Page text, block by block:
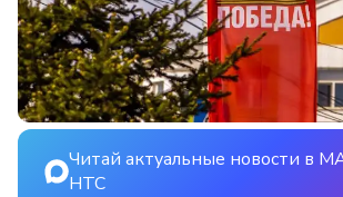
Читай актуальные новости в
НТС